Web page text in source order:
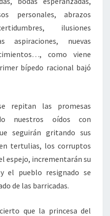
personales, abrazos
ilusiones
aspiraciones, nuevas
como viene
bípedo racional bajó
repitan las promesas
nuestros oídos con
seguirán gritando sus
tertulias, los corruptos
espejo, incrementarán su
el pueblo resignado se
de las barricadas.
que la princesa del